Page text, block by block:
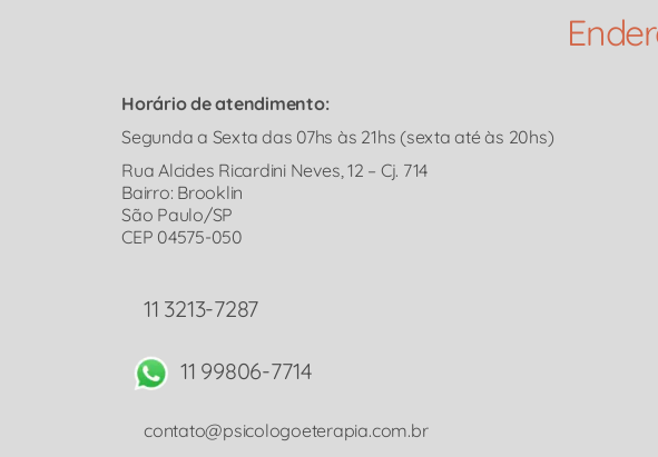
Horário de atendimento:
Segunda a Sexta das 07hs às 21hs (sexta até às 20hs)
Rua Alcides Ricardini Neves, 12 – Cj. 714
Bairro: Brooklin
São Paulo/SP
CEP 04575-050
11 3213-7287
11 99806-7714
contato@psicologoeterapia.com.br